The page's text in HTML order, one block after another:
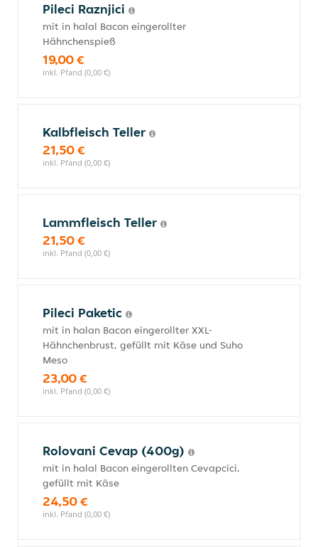
Pileci Raznjici
mit in halal Bacon eingerollter
Hähnchenspieß
19,00 €
inkl. Pfand (0,00 €)
Kalbfleisch Teller
21,50 €
inkl. Pfand (0,00 €)
Lammfleisch Teller
21,50 €
inkl. Pfand (0,00 €)
Pileci Paketic
mit in halan Bacon eingerollter XXL-
Hähnchenbrust, gefüllt mit Käse und Suho
Meso
23,00 €
inkl. Pfand (0,00 €)
Rolovani Cevap (400g)
mit in halal Bacon eingerollten Cevapcici,
gefüllt mit Käse
24,50 €
inkl. Pfand (0,00 €)